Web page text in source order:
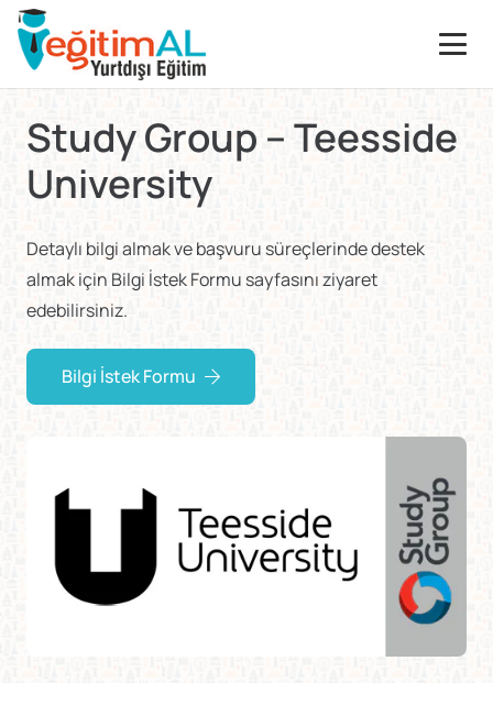
Study Group – Teesside
University
Detaylı bilgi almak ve başvuru süreçlerinde destek
almak için Bilgi İstek Formu sayfasını ziyaret
edebilirsiniz.
Bilgi İstek Formu